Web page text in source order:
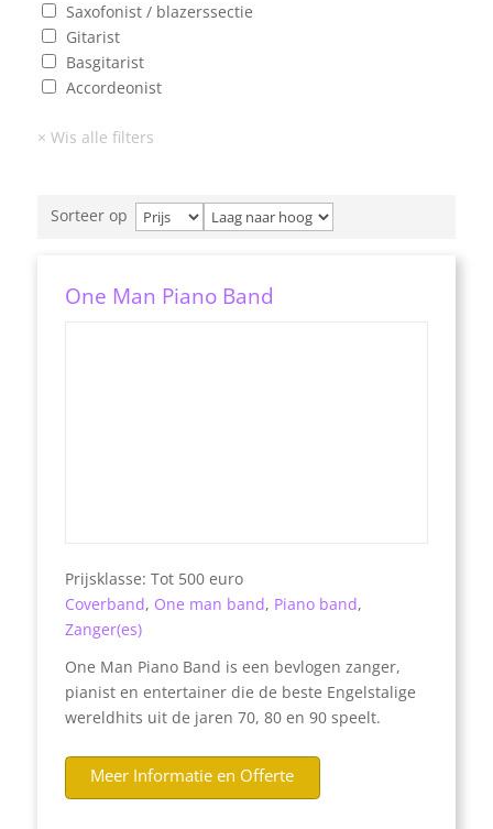
Saxofonist / blazerssectie
Gitarist
Basgitarist
Accordeonist
Sorteer op
One Man Piano Band
Prijsklasse: Tot 500 euro
Coverband, One man band, Piano band,
Zanger(es)
One Man Piano Band is een bevlogen zanger,
pianist en entertainer die de beste Engelstalige
wereldhits uit de jaren 70, 80 en 90 speelt.
Meer Informatie en Offerte